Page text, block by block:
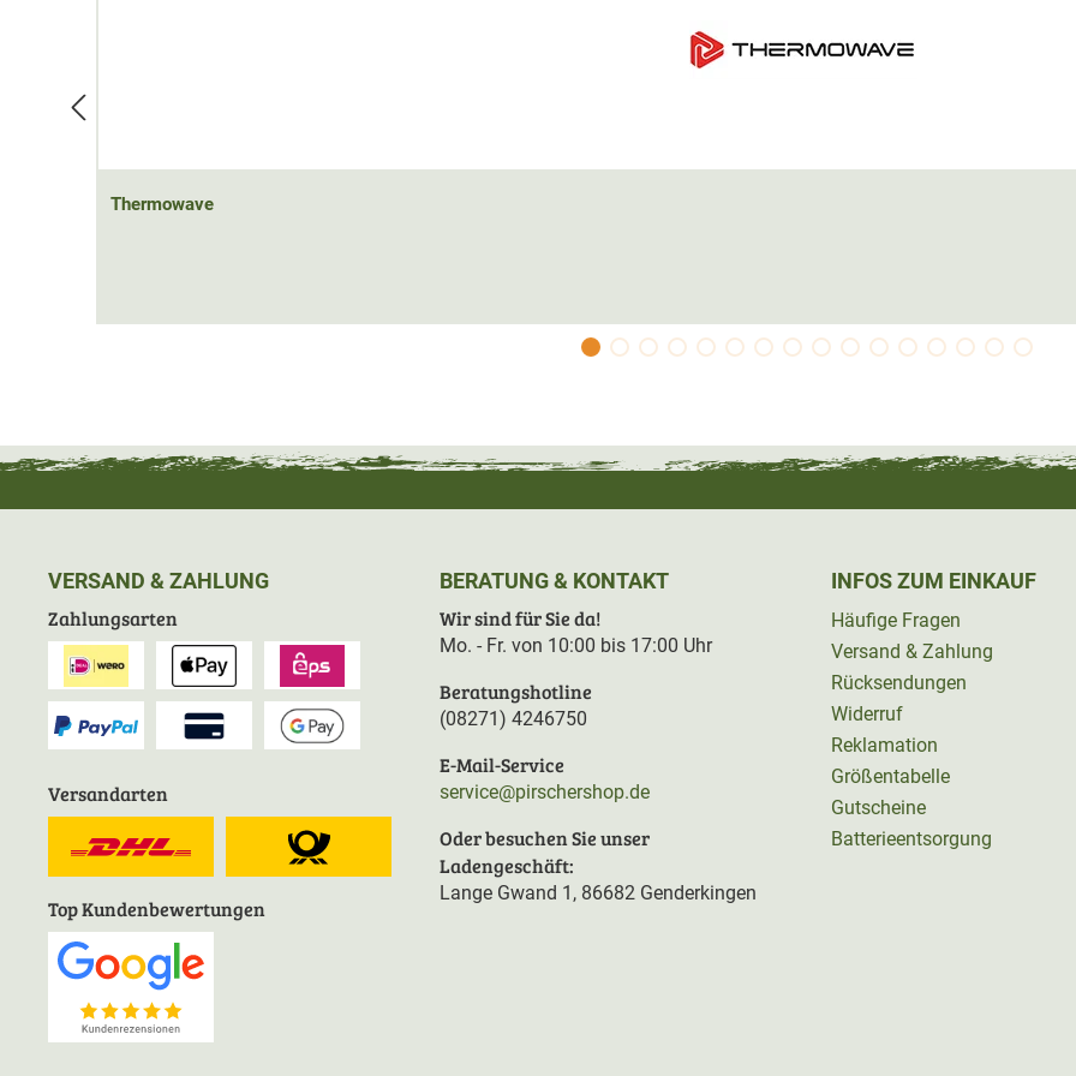
Thermowave
VERSAND & ZAHLUNG
Zahlungsarten
Versandarten
Top Kundenbewertungen
BERATUNG & KONTAKT
Wir sind für Sie da!
Mo. - Fr. von 10:00 bis 17:00 Uhr
Beratungshotline
(08271) 4246750
E-Mail-Service
service@pirschershop.de
Oder besuchen Sie unser
Ladengeschäft:
Lange Gwand 1, 86682 Genderkingen
INFOS ZUM EINKAUF
Häufige Fragen
Versand & Zahlung
Rücksendungen
Widerruf
Reklamation
Größentabelle
Gutscheine
Batterieentsorgung